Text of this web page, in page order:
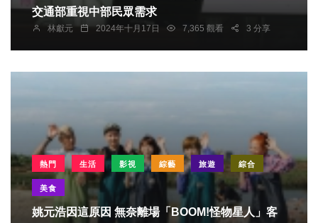
交通部重視中部民眾需求
林獻元 2024年十月17日 7,365 觀看 3 分享
熱門 生活 影視 綜藝 旅遊 綜合
美食
姚元浩因這原因 無奈離場「BOOM!怪物星人」客